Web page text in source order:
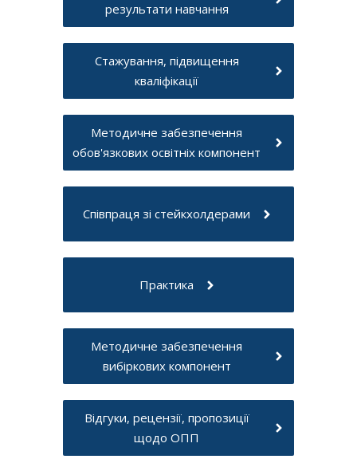
результати навчання
Стажування, підвищення
кваліфікації
Методичне забезпечення
обов'язкових освітніх компонент
Співпраця зі стейкхолдерами
Практика
Методичне забезпечення
вибіркових компонент
Відгуки, рецензії, пропозиції
щодо ОПП